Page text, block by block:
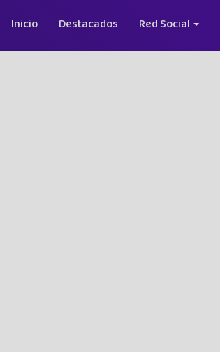
Inicio Destacados Red Social